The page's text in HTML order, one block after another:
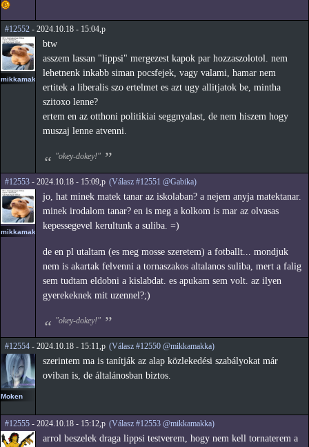
#12552 - 2024.10.18 - 15:04,p
mikkamakka
btw
asszem lassan "lippsi" mergezest kapok par hozzaszolotol. nem
lehetnenk inkabb siman pocsfejek, vagy valami, hamar nem
ertitek a liberalis szo ertelmet es azt ugy allitjatok be, mintha
szitoxo lenne?
ertem en az otthoni politikiai seggnyalast, de nem hiszem hogy
muszaj lenne atvenni.
"okey-dokey!"
#12553 - 2024.10.18 - 15:09,p (Válasz #12551 @Gabika)
mikkamakka
jo, hat minek matek tanar az iskolaban? a nejem anyja matektanar.
minek irodalom tanar? en is meg a kolkom is mar az olvasas
kepessegevel kerultunk a suliba. =)
de en pl utaltam (es meg mosse szeretem) a fotballt... mondjuk
nem is akartak felvenni a tornaszakos altalanos suliba, mert a falig
sem tudtam eldobni a kislabdat. es apukam sem volt. az ilyen
gyerekeknek mit uzennel?;)
"okey-dokey!"
#12554 - 2024.10.18 - 15:11,p (Válasz #12550 @mikkamakka)
Moken
szerintem ma is tanítják az alap közlekedési szabályokat már
oviban is, de általánosban biztos.
#12555 - 2024.10.18 - 15:12,p (Válasz #12553 @mikkamakka)
arrol beszelek draga lippsi testverem, hogy nem kell tornaterem a